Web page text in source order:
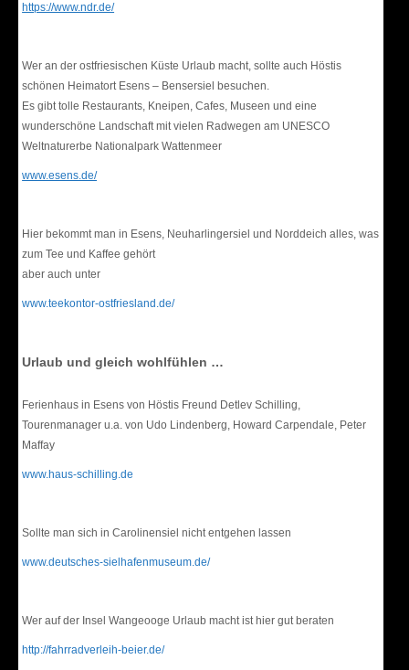
https://www.ndr.de/
Wer an der ostfriesischen Küste Urlaub macht, sollte auch Höstis
schönen Heimatort Esens – Bensersiel besuchen.
Es gibt tolle Restaurants, Kneipen, Cafes, Museen und eine
wunderschöne Landschaft mit vielen Radwegen am UNESCO
Weltnaturerbe Nationalpark Wattenmeer
www.esens.de/
Hier bekommt man in Esens, Neuharlingersiel und Norddeich alles, was
zum Tee und Kaffee gehört
aber auch unter
www.teekontor-ostfriesland.de/
Urlaub und gleich wohlfühlen …
Ferienhaus in Esens von Höstis Freund Detlev Schilling,
Tourenmanager u.a. von Udo Lindenberg, Howard Carpendale, Peter
Maffay
www.haus-schilling.de
Sollte man sich in Carolinensiel nicht entgehen lassen
www.deutsches-sielhafenmuseum.de/
Wer auf der Insel Wangeooge Urlaub macht ist hier gut beraten
http://fahrradverleih-beier.de/